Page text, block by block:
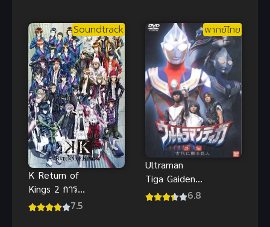
Soundtrack
K Return of
Kings 2 การก
ลับมาของ 7.5
พากย์ไทย
Ultraman
Tiga Gaiden
Revival อุลต6.8